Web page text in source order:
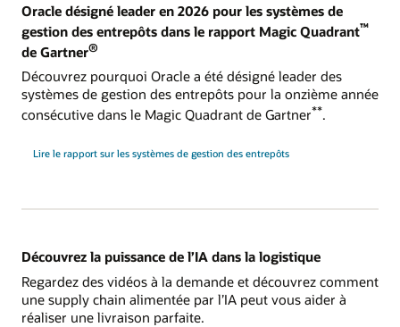
Oracle désigné leader en 2026 pour les systèmes de
gestion des entrepôts dans le rapport Magic Quadrant™
de Gartner®
Découvrez pourquoi Oracle a été désigné leader des
systèmes de gestion des entrepôts pour la onzième année
consécutive dans le Magic Quadrant de Gartner**.
Lire le rapport sur les systèmes de gestion des entrepôts
Découvrez la puissance de l’IA dans la logistique
Regardez des vidéos à la demande et découvrez comment
une supply chain alimentée par l’IA peut vous aider à
réaliser une livraison parfaite.